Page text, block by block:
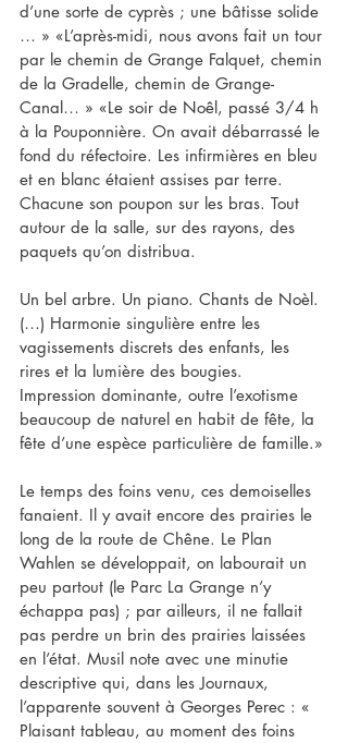
d’une sorte de cyprès ; une bâtisse solide
… » «L’après-midi, nous avons fait un tour
par le chemin de Grange Falquet, chemin
de la Gradelle, chemin de Grange-
Canal… » «Le soir de Noêl, passé 3/4 h
à la Pouponnière. On avait débarrassé le
fond du réfectoire. Les infirmières en bleu
et en blanc étaient assises par terre.
Chacune son poupon sur les bras. Tout
autour de la salle, sur des rayons, des
paquets qu’on distribua.
Un bel arbre. Un piano. Chants de Noèl.
(…) Harmonie singulière entre les
vagissements discrets des enfants, les
rires et la lumière des bougies.
Impression dominante, outre l’exotisme
beaucoup de naturel en habit de fête, la
fête d’une espèce particulière de famille.»
Le temps des foins venu, ces demoiselles
fanaient. Il y avait encore des prairies le
long de la route de Chêne. Le Plan
Wahlen se développait, on labourait un
peu partout (le Parc La Grange n’y
échappa pas) ; par ailleurs, il ne fallait
pas perdre un brin des prairies laissées
en l’état. Musil note avec une minutie
descriptive qui, dans les Journaux,
l’apparente souvent à Georges Perec : «
Plaisant tableau, au moment des foins